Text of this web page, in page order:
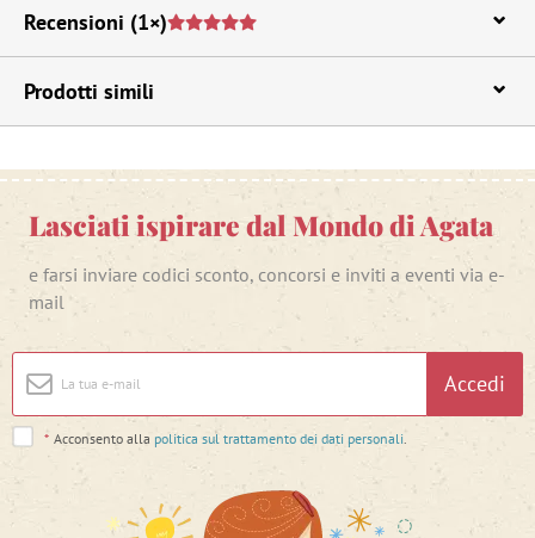
Recensioni (1×)
Prodotti simili
Lasciati ispirare dal Mondo di Agata
e farsi inviare codici sconto, concorsi e inviti a eventi via e-
mail
Accedi
* Acconsento alla politica sul trattamento dei dati personali